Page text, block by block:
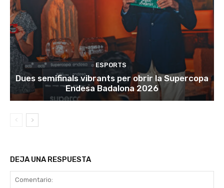
ESPORTS
Dues semifinals vibrants per obrir la Supercopa
Endesa Badalona 2026
DEJA UNA RESPUESTA